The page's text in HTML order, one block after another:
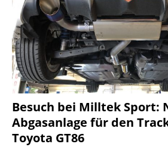
Besuch bei Milltek Sport:
Abgasanlage für den
Toyota GT86